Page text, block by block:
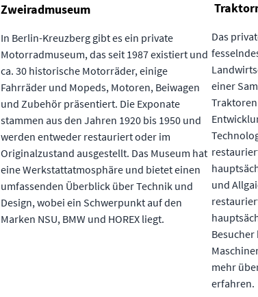
Zweiradmuseum
In Berlin-Kreuzberg gibt es ein private
Motorradmuseum, das seit 1987 existiert und
ca. 30 historische Motorräder, einige
Fahrräder und Mopeds, Motoren, Beiwagen
und Zubehör präsentiert. Die Exponate
stammen aus den Jahren 1920 bis 1950 und
werden entweder restauriert oder im
Originalzustand ausgestellt. Das Museum hat
eine Werkstattatmosphäre und bietet einen
umfassenden Überblick über Technik und
Design, wobei ein Schwerpunkt auf den
Marken NSU, BMW und HOREX liegt.
Das
einer
und
mehr
erfahren.